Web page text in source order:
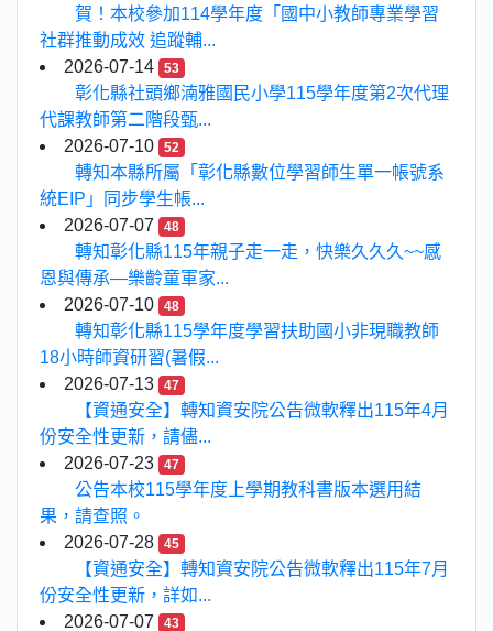
賀！本校參加114學年度「國中小教師專業學習
社群推動成效 追蹤輔...
2026-07-14
53
彰化縣社頭鄉湳雅國民小學115學年度第2次代理
代課教師第二階段甄...
2026-07-10
52
轉知本縣所屬「彰化縣數位學習師生單一帳號系
統EIP」同步學生帳...
2026-07-07
48
轉知彰化縣115年親子走一走，快樂久久久~~感
恩與傳承—樂齡童軍家...
2026-07-10
48
轉知彰化縣115學年度學習扶助國小非現職教師
18小時師資研習(暑假...
2026-07-13
47
【資通安全】轉知資安院公告微軟釋出115年4月
份安全性更新，請儘...
2026-07-23
47
公告本校115學年度上學期教科書版本選用結
果，請查照。
2026-07-28
45
【資通安全】轉知資安院公告微軟釋出115年7月
份安全性更新，詳如...
2026-07-07
43